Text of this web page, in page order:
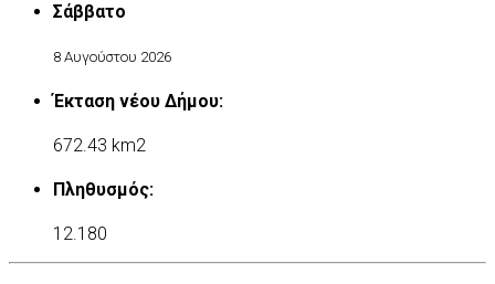
Σάββατο
8 Αυγούστου 2026
Έκταση νέου Δήμου:
672.43 km2
Πληθυσμός:
12.180